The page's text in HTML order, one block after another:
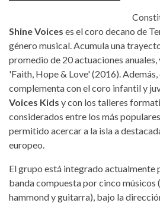
Shine Voices es el coro decano de
género musical. Acumula una
promedio de 20 actuaciones anuales,
'Faith, Hope & Love' (2016).
complementa con el coro infantil y
Voices Kids y con los talleres
considerados entre los más
permitido acercar a la isla a
europeo.
El grupo está integrado actualmente
banda compuesta por cinco músicos
hammond y guitarra), bajo la